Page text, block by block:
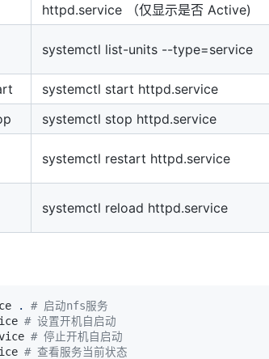
httpd.service （仅显示是否 Active)
systemctl list-units --type=service
systemctl start httpd.service
systemctl stop httpd.service
systemctl restart httpd.service
systemctl reload httpd.service
.
# 启动nfs服务
# 设置开机自启动
# 停止开机自启动
# 查看服务当前状态